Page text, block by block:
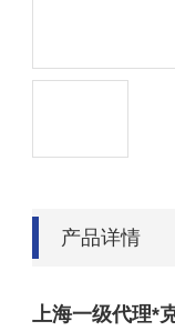
产品详情
上海一级代理*